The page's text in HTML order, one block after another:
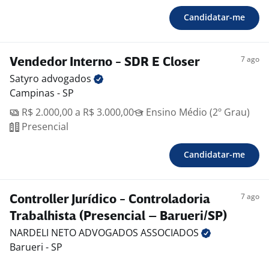
Candidatar-me
Vendedor Interno - SDR E Closer 7 ago
Satyro advogados
Campinas - SP
R$ 2.000,00 a R$ 3.000,00
Ensino Médio (2º Grau)
Presencial
Candidatar-me
Controller Jurídico - Controladoria
Trabalhista (Presencial – Barueri/SP)
7 ago
NARDELI NETO ADVOGADOS ASSOCIADOS
Barueri - SP